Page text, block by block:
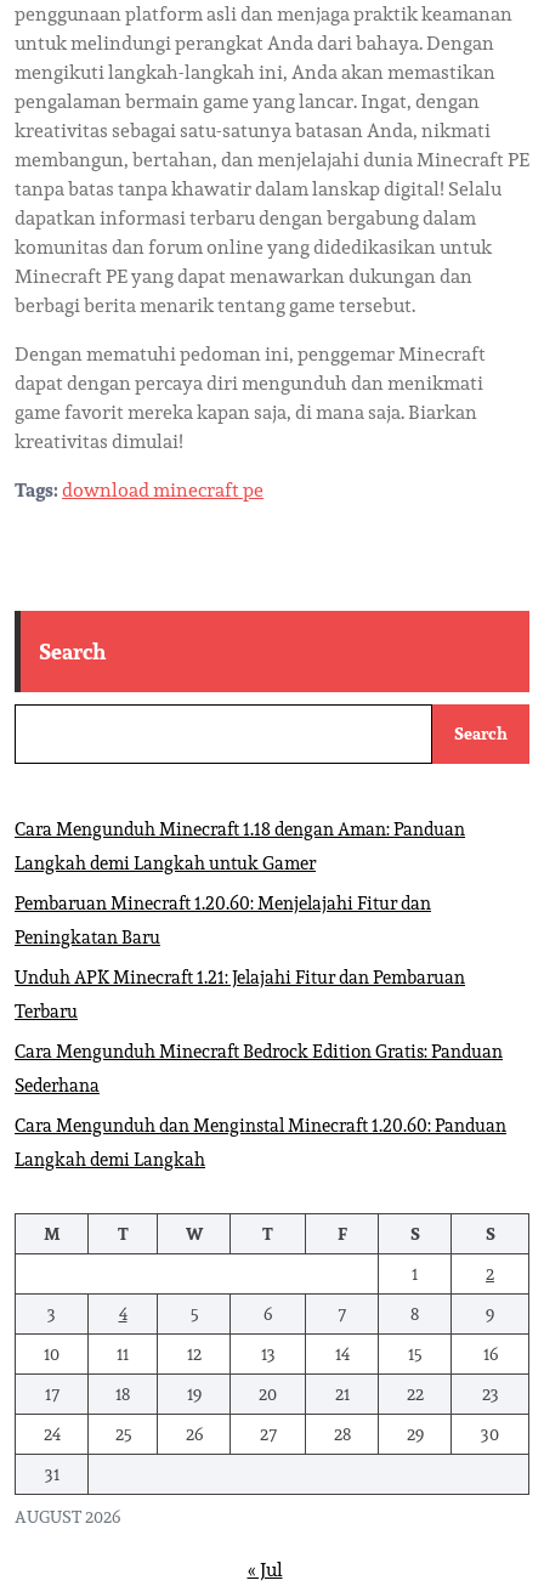
penggunaan platform asli dan menjaga praktik keamanan
untuk melindungi perangkat Anda dari bahaya. Dengan
mengikuti langkah-langkah ini, Anda akan memastikan
pengalaman bermain game yang lancar. Ingat, dengan
kreativitas sebagai satu-satunya batasan Anda, nikmati
membangun, bertahan, dan menjelajahi dunia Minecraft PE
tanpa batas tanpa khawatir dalam lanskap digital! Selalu
dapatkan informasi terbaru dengan bergabung dalam
komunitas dan forum online yang didedikasikan untuk
Minecraft PE yang dapat menawarkan dukungan dan
berbagi berita menarik tentang game tersebut.
Dengan mematuhi pedoman ini, penggemar Minecraft
dapat dengan percaya diri mengunduh dan menikmati
game favorit mereka kapan saja, di mana saja. Biarkan
kreativitas dimulai!
Tags:download minecraft pe
Search
Search
Cara Mengunduh Minecraft 1.18 dengan Aman: Panduan
Langkah demi Langkah untuk Gamer
Pembaruan Minecraft 1.20.60: Menjelajahi Fitur dan
Peningkatan Baru
Unduh APK Minecraft 1.21: Jelajahi Fitur dan Pembaruan
Terbaru
Cara Mengunduh Minecraft Bedrock Edition Gratis: Panduan
Sederhana
Cara Mengunduh dan Menginstal Minecraft 1.20.60: Panduan
Langkah demi Langkah
AUGUST 2026
M T W T F S
S
1
2
3
4 5 6 7 8
9
10
11 12 13 14 15
16
17
18 19 20 21 22
23
24
25 26 27 28 29
30
31
« Jul